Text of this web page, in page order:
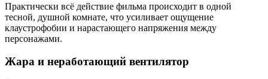
Практически всё действие фильма происходит в одной
тесной, душной комнате, что усиливает ощущение
клаустрофобии и нарастающего напряжения между
персонажами.
Жара и неработающий вентилятор